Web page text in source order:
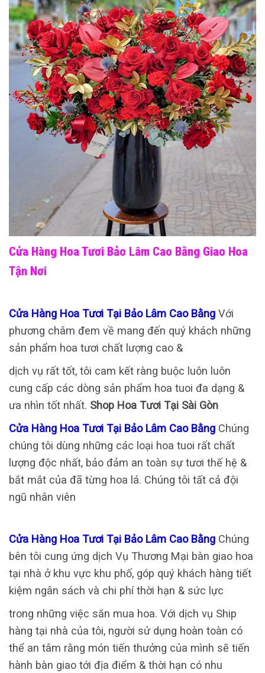
Cửa Hàng Hoa Tươi Bảo Lâm Cao Bằng Giao Hoa
Tận Nơi
Cửa Hàng Hoa Tươi Tại Bảo Lâm Cao Bằng Với
phương châm đem về mang đến quý khách những
sản phẩm hoa tươi chất lượng cao &
dịch vụ rất tốt, tôi cam kết ràng buộc luôn luôn
cung cấp các dòng sản phẩm hoa tuoi đa dạng &
ưa nhìn tốt nhất. Shop Hoa Tươi Tại Sài Gòn
Cửa Hàng Hoa Tươi Tại Bảo Lâm Cao Bằng Chúng
chúng tôi dùng những các loại hoa tuoi rất chất
lượng độc nhất, bảo đảm an toàn sự tươi thế hệ &
bắt mắt của đã từng hoa lá. Chúng tôi tất cả đội
ngũ nhân viên
Cửa Hàng Hoa Tươi Tại Bảo Lâm Cao Bằng Chúng
bên tôi cung ứng dịch Vụ Thương Mại bàn giao hoa
tại nhà ở khu vực khu phố, góp quý khách hàng tiết
kiệm ngân sách và chi phí thời hạn & sức lực
trong những việc săn mua hoa. Với dịch vụ Ship
hàng tại nhà của tôi, người sử dụng hoàn toàn có
thể an tâm rằng món tiến thưởng của mình sẽ tiến
hành bàn giao tới địa điểm & thời hạn có nhu